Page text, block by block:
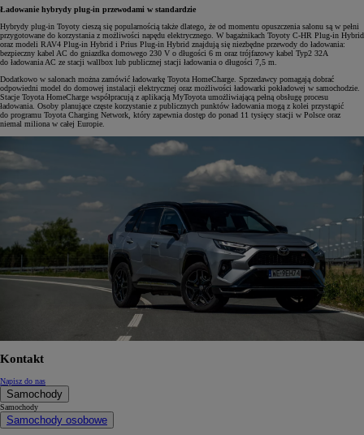
Ładowanie hybrydy plug-in przewodami w standardzie
Hybrydy plug-in Toyoty cieszą się popularnością także dlatego, że od momentu opuszczenia salonu są w pełni
przygotowane do korzystania z możliwości napędu elektrycznego. W bagażnikach Toyoty C-HR Plug-in Hybrid
oraz modeli RAV4 Plug-in Hybrid i Prius Plug-in Hybrid znajdują się niezbędne przewody do ładowania:
bezpieczny kabel AC do gniazdka domowego 230 V o długości 6 m oraz trójfazowy kabel Typ2 32A
do ładowania AC ze stacji wallbox lub publicznej stacji ładowania o długości 7,5 m.
Dodatkowo w salonach można zamówić ładowarkę Toyota HomeCharge. Sprzedawcy pomagają dobrać
odpowiedni model do domowej instalacji elektrycznej oraz możliwości ładowarki pokładowej w samochodzie.
Stacje Toyota HomeCharge współpracują z aplikacją MyToyota umożliwiającą pełną obsługę procesu
ładowania. Osoby planujące częste korzystanie z publicznych punktów ładowania mogą z kolei przystąpić
do programu Toyota Charging Network, który zapewnia dostęp do ponad 11 tysięcy stacji w Polsce oraz
niemal miliona w całej Europie.
Kontakt
Napisz do nas
Samochody
Samochody
Samochody osobowe